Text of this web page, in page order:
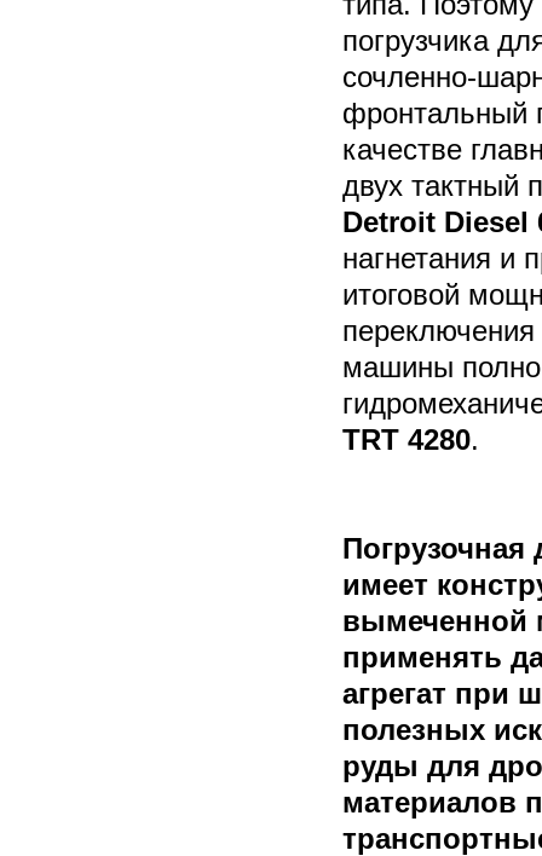
погрузчика
сочленно-
фронтальный
качестве
двух тактный
Detroit Diesel
нагнетания и
итоговой
переключения
машины
TRT 4280.
имеет
вымеченной
применять
агрегат при
полезных
руды для
материалов